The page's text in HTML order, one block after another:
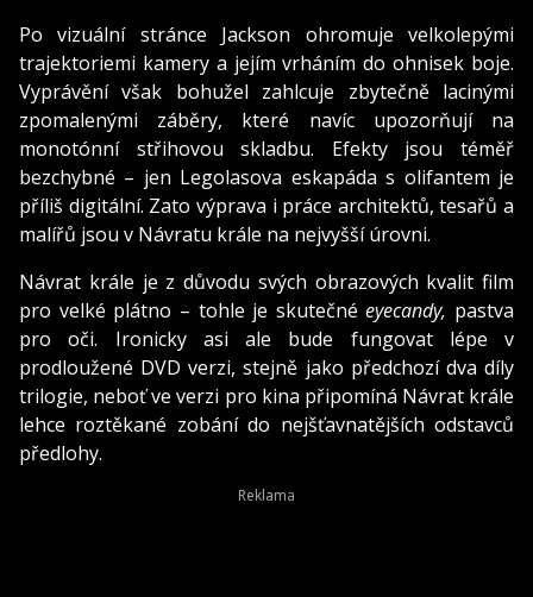
Po vizuální stránce Jackson ohromuje velkolepými
trajektoriemi kamery a jejím vrháním do ohnisek boje.
Vyprávění však bohužel zahlcuje zbytečně lacinými
zpomalenými záběry, které navíc upozorňují na
monotónní střihovou skladbu. Efekty jsou téměř
bezchybné – jen Legolasova eskapáda s olifantem je
příliš digitální. Zato výprava i práce architektů, tesařů a
malířů jsou v Návratu krále na nejvyšší úrovni.
Návrat krále je z důvodu svých obrazových kvalit film
pro velké plátno – tohle je skutečnéeyecandy, pastva
pro oči. Ironicky asi ale bude fungovat lépe v
prodloužené DVD verzi, stejně jako předchozí dva díly
trilogie, neboť ve verzi pro kina připomíná Návrat krále
lehce roztěkané zobání do nejšťavnatějších odstavců
předlohy.